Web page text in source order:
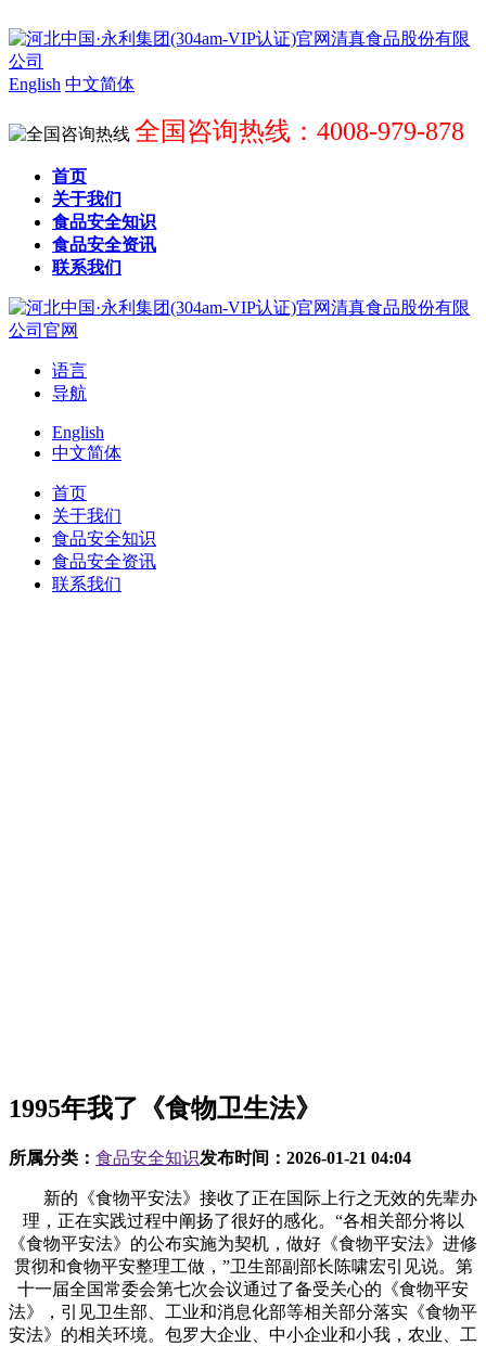
English 中文简体
全国咨询热线：4008-979-878
首页
关于我们
食品安全知识
食品安全资讯
联系我们
语言
导航
English
中文简体
首页
关于我们
食品安全知识
食品安全资讯
联系我们
1995年我了《食物卫生法》
所属分类： 食品安全知识发布时间： 2026-01-21 04:04
新的《食物平安法》接收了正在国际上行之无效的先辈办
理，正在实践过程中阐扬了很好的感化。“各相关部分将以
《食物平安法》的公布实施为契机，做好《食物平安法》进修
贯彻和食物平安整理工做，”卫生部副部长陈啸宏引见说。第
十一届全国常委会第七次会议通过了备受关心的《食物平安
法》，引见卫生部、工业和消息化部等相关部分落实《食物平
安法》的相关环境。包罗大企业、中小企业和小我，农业、工